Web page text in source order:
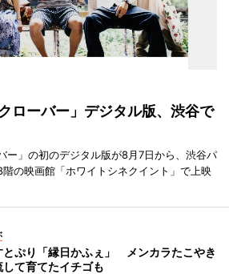
ローバー」デジタル版、渋谷で
ー」の初のデジタル版が8月7日から、渋谷パ
の映画館「ホワイトシネクイント」で上映
とぷり「縁日かふぇ」 メンカラたこやき
て育てたイチゴも